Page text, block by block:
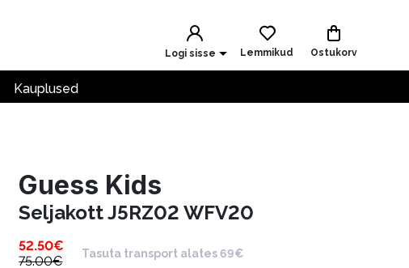
Logi sisse Lemmikud Ostukorv
Kauplused
Guess Kids
Seljakott J5RZ02 WFV20
52.50€
75.00€
Tasuta transport alates 69€